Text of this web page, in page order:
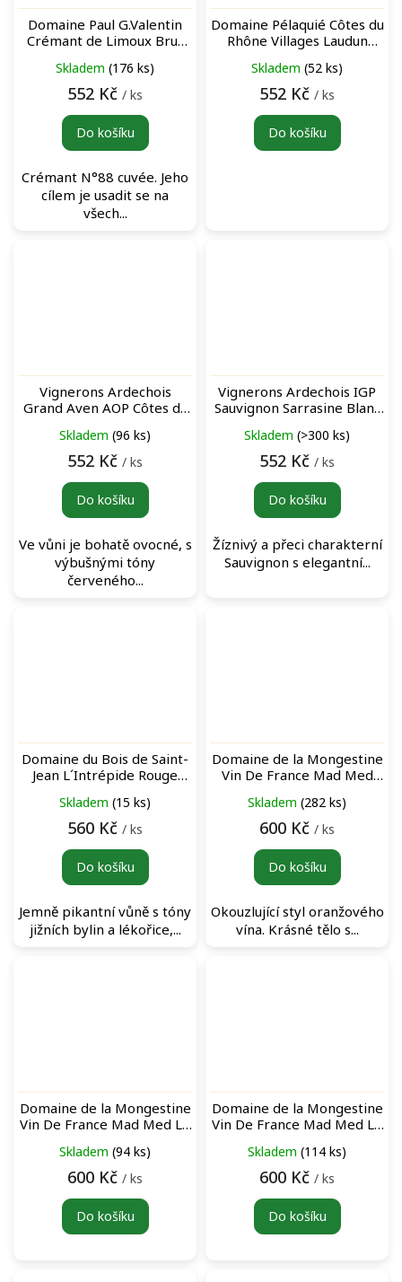
Domaine Paul G.Valentin
Crémant de Limoux Brut
Skladem (176 ks)
552 Kč / ks
Do košíku
Crémant N°88 cuvée. Jeho
cílem je usadit se na
všech...
Domaine Pélaquié Côtes du
Rhône Villages Laudun
Skladem (52 ks)
552 Kč / ks
Do košíku
Vignerons Ardechois
Grand Aven AOP Côtes du
Skladem (96 ks)
552 Kč / ks
Do košíku
Ve vůni je bohatě ovocné, s
výbušnými tóny
červeného...
Vignerons Ardechois IGP
Sauvignon Sarrasine Blanc
Skladem (>300 ks)
552 Kč / ks
Do košíku
Žíznivý a přeci charakterní
Sauvignon s elegantní...
Domaine du Bois de Saint-
Jean L´Intrépide Rouge
Skladem (15 ks)
560 Kč / ks
Do košíku
Jemně pikantní vůně s tóny
jižních bylin a lékořice,...
Domaine de la Mongestine
Vin De France Mad Med
Skladem (282 ks)
600 Kč / ks
Do košíku
Okouzlující styl oranžového
vína. Krásné tělo s...
Domaine de la Mongestine
Vin De France Mad Med Le
Skladem (94 ks)
600 Kč / ks
Do košíku
Domaine de la Mongestine
Vin De France Mad Med Le
Skladem (114 ks)
600 Kč / ks
Do košíku